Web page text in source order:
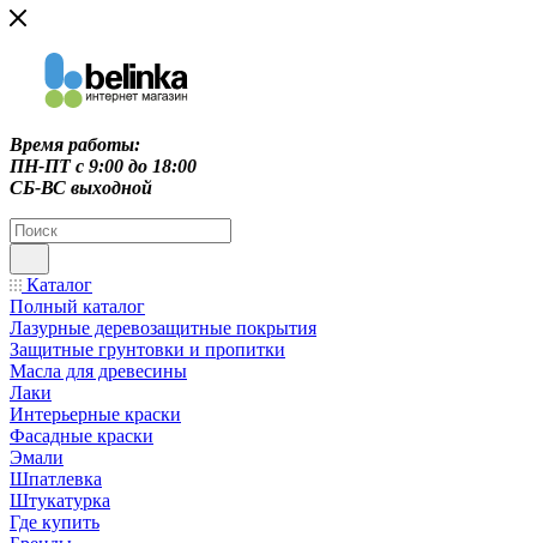
Время работы:
ПН-ПТ c 9:00 до 18:00
СБ-ВС выходной
Каталог
Полный каталог
Лазурные деревозащитные покрытия
Защитные грунтовки и пропитки
Масла для древесины
Лаки
Интерьерные краски
Фасадные краски
Эмали
Шпатлевка
Штукатурка
Где купить